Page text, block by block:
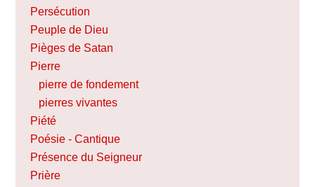
Persécution
Peuple de Dieu
Pièges de Satan
Pierre
pierre de fondement
pierres vivantes
Piété
Poésie - Cantique
Présence du Seigneur
Prière